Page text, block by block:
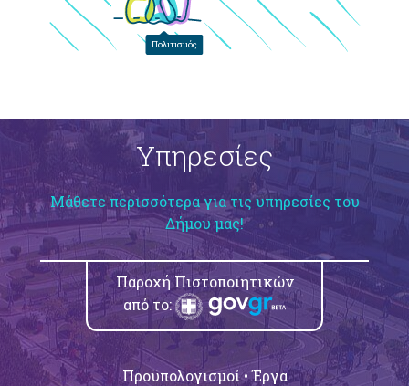
Πολιτισμός
Υπηρεσίες
Μάθετε περισσότερα για τις υπηρεσίες του
Δήμου μας!
Παροχή Πιστοποιητικών
από το:
Προϋπολογισμοί • Έργα